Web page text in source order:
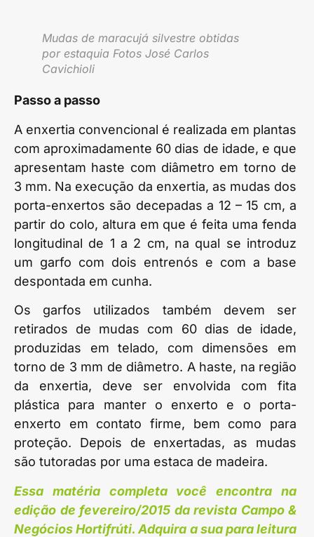
Mudas de maracujá silvestre obtidas
por estaquia Fotos José Carlos
Cavichioli
Passo a passo
A enxertia convencional é realizada em plantas
com aproximadamente 60 dias de idade, e que
apresentam haste com diâmetro em torno de
3 mm. Na execução da enxertia, as mudas dos
porta-enxertos são decepadas a 12 – 15 cm, a
partir do colo, altura em que é feita uma fenda
longitudinal de 1 a 2 cm, na qual se introduz
um garfo com dois entrenós e com a base
despontada em cunha.
Os garfos utilizados também devem ser
retirados de mudas com 60 dias de idade,
produzidas em telado, com dimensões em
torno de 3 mm de diâmetro. A haste, na região
da enxertia, deve ser envolvida com fita
plástica para manter o enxerto e o porta-
enxerto em contato firme, bem como para
proteção. Depois de enxertadas, as mudas
são tutoradas por uma estaca de madeira.
Essa matéria completa você encontra na
edição de fevereiro/2015 da revista Campo &
Negócios Hortifrúti. Adquira a sua para leitura